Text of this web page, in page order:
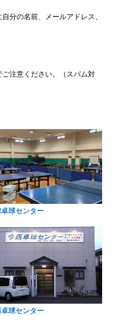
分の名前、メールアドレス、
注意ください。（スパム対
球センター
球センター